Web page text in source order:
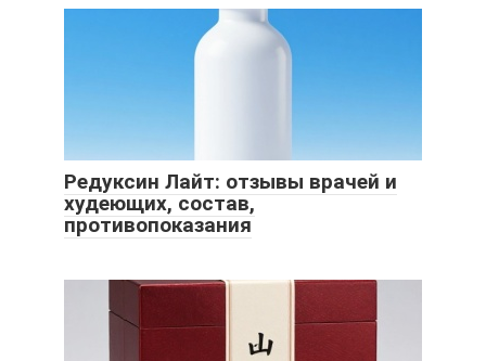
Редуксин Лайт: отзывы врачей и
худеющих, состав,
противопоказания